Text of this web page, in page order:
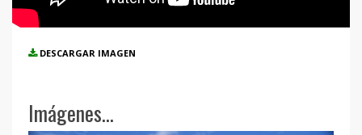
DESCARGAR IMAGEN
Imágenes...